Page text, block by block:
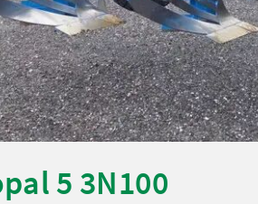
5 3N100